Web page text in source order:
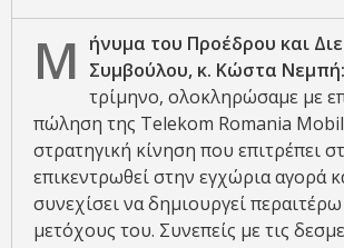
Μ ήνυμα του Προέδρου και
Συμβούλου, κ. Κώστα Νεμπή:
τρίμηνο, ολοκληρώσαμε με
πώληση της Telekom Romania
στρατηγική κίνηση που επιτρέπει
επικεντρωθεί στην εγχώρια αγορά
συνεχίσει να δημιουργεί περαιτέρω
μετόχους του. Συνεπείς με τις